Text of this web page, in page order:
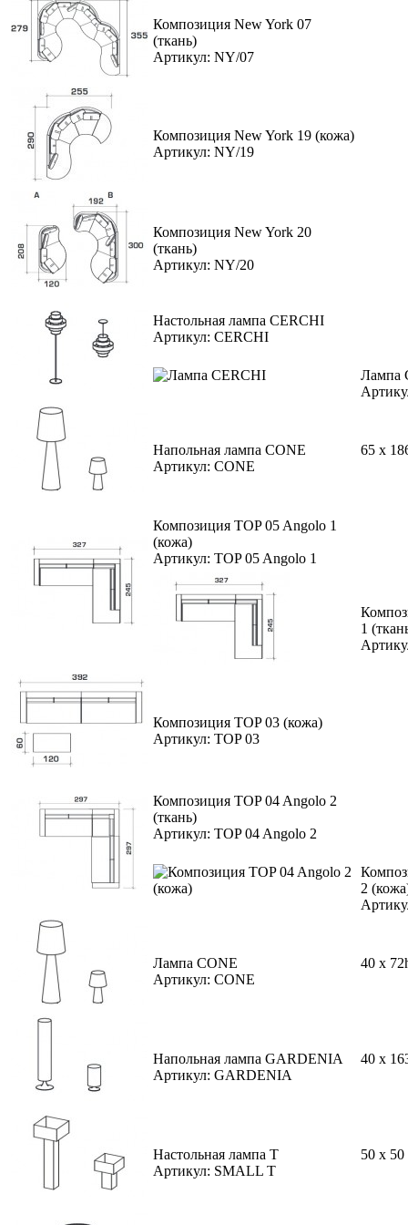
Композиция New York 07
(ткань)
Артикул: NY/07
Композиция New York 19 (кожа)
Артикул: NY/19
Композиция New York 20
(ткань)
Артикул: NY/20
Настольная лампа CERCHI
Артикул: CERCHI
Лампа
Напольная лампа CONE
Артикул: CONE
65 x
Композиция TOP 05 Angolo 1
(кожа)
Артикул: TOP 05 Angolo 1
1
Композиция TOP 03 (кожа)
Артикул: TOP 03
Композиция TOP 04 Angolo 2
(ткань)
Артикул: TOP 04 Angolo 2
2
Лампа CONE
Артикул: CONE
40 x
Напольная лампа GARDENIA
Артикул: GARDENIA
40 x
Настольная лампа T
Артикул: SMALL T
50 x 50